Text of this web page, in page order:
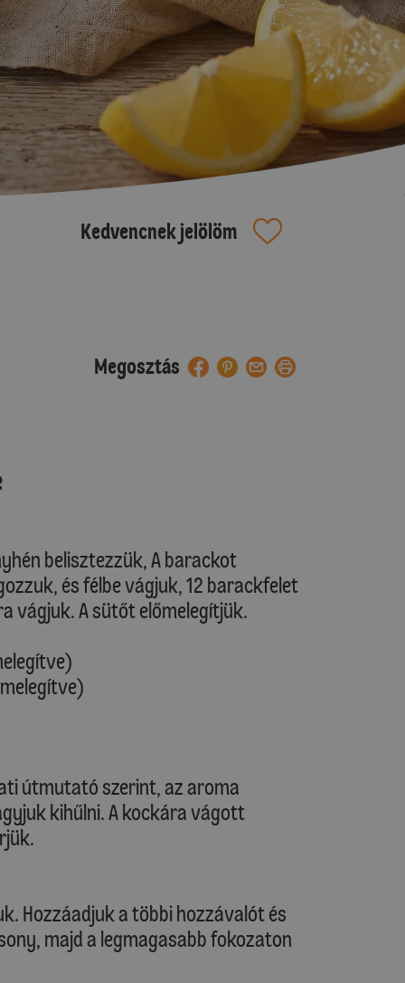
Kedvencnek jelölöm
Megosztás
belisztezzük, A barackot
és félbe vágjuk, 12 barackfelet
vágjuk. A sütőt előmelegítjük.
útmutató szerint, az aroma
kihűlni. A kockára vágott
Hozzáadjuk a többi hozzávalót és
majd a legmagasabb fokozaton